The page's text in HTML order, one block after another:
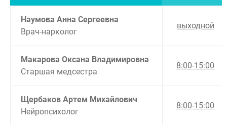
Наумова Анна Сергеевна
Врач-нарколог
выходной
Макарова Оксана Владимировна
Старшая медсестра
8:00-15:00
Щербаков Артем Михайлович
Нейропсихолог
8:00-15:00